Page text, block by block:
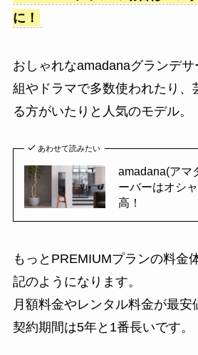
に！
おしゃれなamadanaグランデ
組やドラマで多数使われたり、
る方がいたりと人気のモデル。
あわせて読みたい
amadana(アマ
ーバーはオシ
高！
もっとPREMIUMプランの料金
記のようになります。
月額料金やレンタル料金が最安
契約期間は5年と1番長いです。